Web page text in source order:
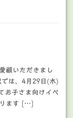
顧いただきまし
は、4月29日(木)
お子さま向けイベ
ます […]